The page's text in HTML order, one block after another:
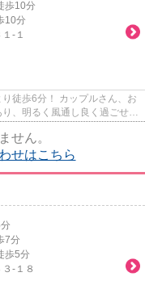
歩10分
10分
-１
歩6分！ カップルさん、お
、明るく風通し良く過ごせま
せん。
せはこちら
7分
歩5分
-１８